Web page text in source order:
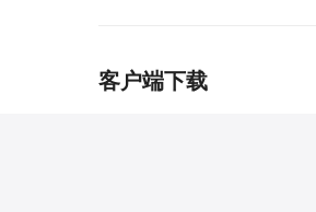
客户端下载